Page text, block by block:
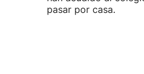
pasar por casa.